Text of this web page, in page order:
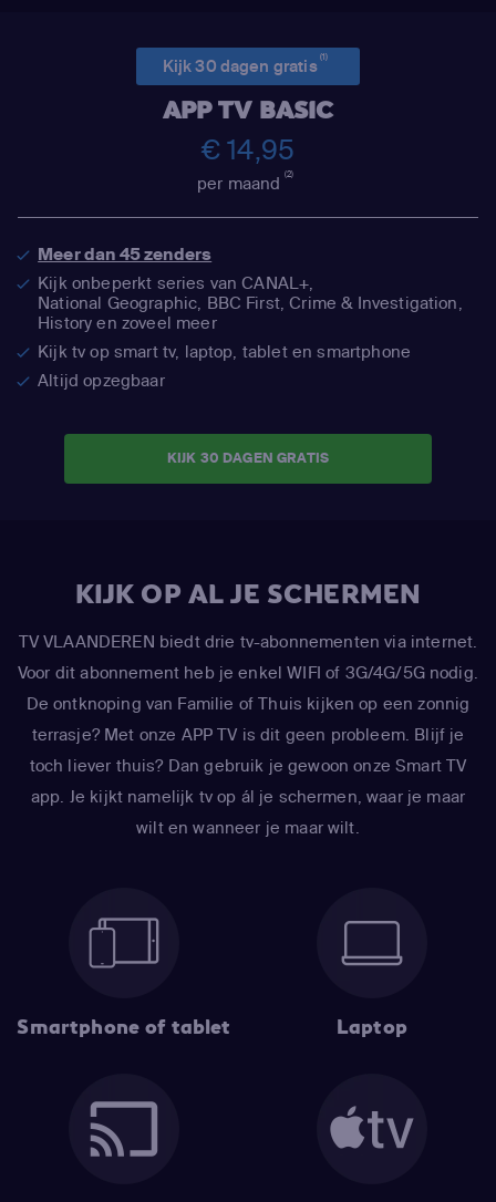
Kijk 30 dagen gratis(1)
APP TV BASIC
€ 14,95
per maand(2)
Meer dan 45 zenders
Kijk onbeperkt series van CANAL+,
National Geographic, BBC First, Crime & Investigation,
History en zoveel meer
Kijk tv op smart tv, laptop, tablet en smartphone
Altijd opzegbaar
KIJK 30 DAGEN GRATIS
KIJK OP AL JE SCHERMEN
TV VLAANDEREN biedt drie tv-abonnementen via internet.
Voor dit abonnement heb je enkel WIFI of 3G/4G/5G nodig.
De ontknoping van Familie of Thuis kijken op een zonnig
terrasje? Met onze APP TV is dit geen probleem. Blijf je
toch liever thuis? Dan gebruik je gewoon onze Smart TV
app. Je kijkt namelijk tv op ál je schermen, waar je maar
wilt en wanneer je maar wilt.
Smartphone of tablet Laptop